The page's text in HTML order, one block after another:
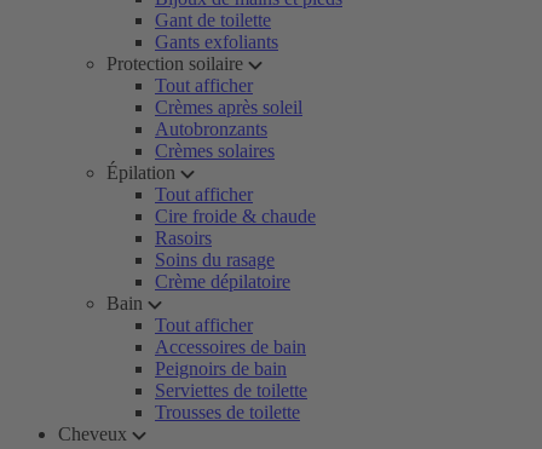
Gant de toilette
Gants exfoliants
Protection soilaire
Tout afficher
Crèmes après soleil
Autobronzants
Crèmes solaires
Épilation
Tout afficher
Cire froide & chaude
Rasoirs
Soins du rasage
Crème dépilatoire
Bain
Tout afficher
Accessoires de bain
Peignoirs de bain
Serviettes de toilette
Trousses de toilette
Cheveux